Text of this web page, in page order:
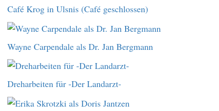
Café Krog in Ulsnis (Café geschlossen)
Wayne Carpendale als Dr. Jan Bergmann
Dreharbeiten für -Der Landarzt-